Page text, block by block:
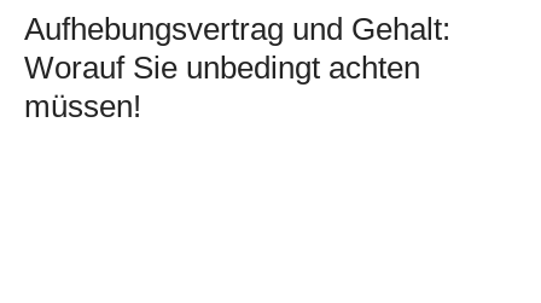
Aufhebungsvertrag und Gehalt:
Worauf Sie unbedingt achten
müssen!